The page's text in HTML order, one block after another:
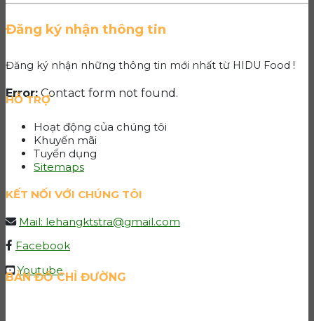
Đăng ký nhận thông tin
Đăng ký nhận những thông tin mới nhất từ HIDU Food !
Error: Contact form not found.
HỖ TRỢ
Hoạt động của chúng tôi
Khuyến mãi
Tuyển dụng
Sitemaps
KẾT NỐI VỚI CHÚNG TÔI
Mail: lehangktstra@gmail.com
Facebook
Youtube
BẢN ĐỒ CHỈ ĐƯỜNG